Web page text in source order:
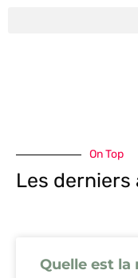
On Top
Les derniers
Quelle est la